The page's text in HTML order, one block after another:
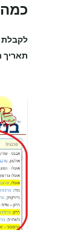
לקבלת
תאריך